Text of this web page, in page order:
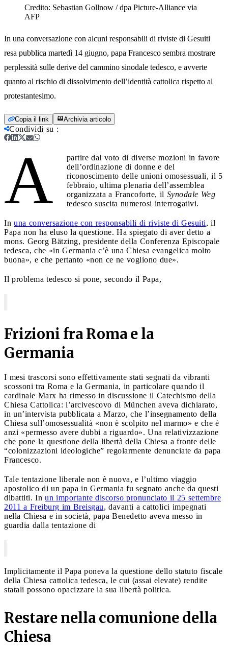
Credito: Sebastian Gollnow / dpa Picture-Alliance via
AFP
In una conversazione con alcuni responsabili di riviste di Gesuiti
resa pubblica martedì 14 giugno, papa Francesco sembra mostrare
perplessità sulle derive del cammino sinodale tedesco, e avverte
quanto al rischio di dissolvimento dell’identità cattolica rispetto al
protestantesimo.
Copia il link Archivia articolo
Condividi su :
A
partire dal voto di diverse mozioni in favore
dell’ordinazione di donne e del
riconoscimento delle unioni omosessuali, il 5
febbraio, ultima plenaria dell’assemblea
organizzata a Francoforte, il Synodale Weg
tedesco suscita numerosi interrogativi.
In una conversazione con responsabili di riviste di Gesuiti, il
Papa non ha eluso la questione. Ha spiegato di aver detto a
mons. Georg Bätzing, presidente della Conferenza Episcopale
tedesca, che «in Germania c’è una Chiesa evangelica molto
buona», e che pertanto «non ce ne vogliono due».
Il problema tedesco si pone, secondo il Papa,
Frizioni fra Roma e la
Germania
I mesi trascorsi sono effettivamente stati segnati da vibranti
scossoni tra Roma e la Germania, in particolare quando il
cardinale Marx ha rimesso in discussione il Catechismo della
Chiesa Cattolica: l’arcivescovo di München aveva dichiarato,
in un’intervista pubblicata a Marzo, che l’insegnamento della
Chiesa sull’omosessualità «non è scolpito nel marmo» e che è
anzi «permesso avere dubbi a riguardo». Una relativizzazione
che pone la questione della libertà della Chiesa a fronte delle
“colonizzazioni ideologiche” regolarmente denunciate da papa
Francesco.
Tale tentazione liberale non è nuova, e l’ultimo viaggio
apostolico di un papa in Germania fu segnato anche da questi
dibattiti. In un importante discorso pronunciato il 25 settembre
2011 a Freiburg im Breisgau, davanti a cattolici impegnati
nella Chiesa e in società, papa Benedetto aveva messo in
guardia dalla tentazione di
Implicitamente il Papa poneva la questione dello statuto fiscale
della Chiesa cattolica tedesca, le cui (assai elevate) rendite
statali possono opacizzare la sua libertà politica.
Restare nella comunione della
Chiesa